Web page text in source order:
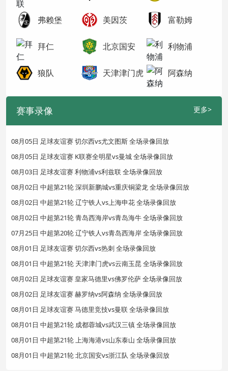
弗赖堡 美因茨 富勒姆
拜仁 北京国安 利物浦
狼队 天津津门虎 阿森纳
赛事录像 更多>
08月05日 足球友谊赛 切尔西vs尤文图斯 全场录像回放
08月05日 足球友谊赛 K联赛全明星vs曼城 全场录像回放
08月03日 足球友谊赛 利物浦vs利兹联 全场录像回放
08月02日 中超第21轮 深圳新鹏城vs重庆铜梁龙 全场录像回放
08月02日 中超第21轮 辽宁铁人vs上海申花 全场录像回放
08月02日 中超第21轮 青岛西海岸vs青岛海牛 全场录像回放
07月25日 中超第20轮 辽宁铁人vs青岛西海岸 全场录像回放
08月01日 足球友谊赛 切尔西vs热刺 全场录像回放
08月01日 中超第21轮 天津津门虎vs云南玉昆 全场录像回放
08月02日 足球友谊赛 皇家马德里vs佛罗伦萨 全场录像回放
08月02日 足球友谊赛 赫罗纳vs阿森纳 全场录像回放
08月01日 足球友谊赛 马德里竞技vs曼联 全场录像回放
08月01日 中超第21轮 成都蓉城vs武汉三镇 全场录像回放
08月01日 中超第21轮 上海海港vs山东泰山 全场录像回放
08月01日 中超第21轮 北京国安vs浙江队 全场录像回放